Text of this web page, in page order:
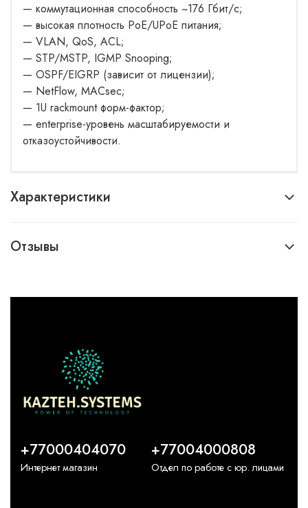
— коммутационная способность ~176 Гбит/с;
— высокая плотность PoE/UPoE питания;
— VLAN, QoS, ACL;
— STP/MSTP, IGMP Snooping;
— OSPF/EIGRP (зависит от лицензии);
— NetFlow, MACsec;
— 1U rackmount форм-фактор;
— enterprise-уровень масштабируемости и
отказоустойчивости.
Характеристики
Отзывы
+77000404070
Интернет магазин
+77004000808
Отдел по работе с юр. лицами